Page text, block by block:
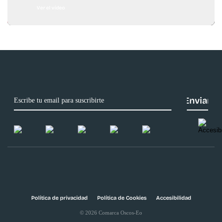
Política de privacidad Política de Cookies Accesibilidad
© 2026 Comarca Oscos-Eo